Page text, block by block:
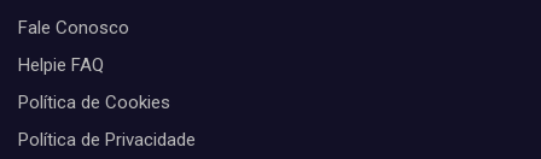
Fale Conosco
Helpie FAQ
Política de Cookies
Política de Privacidade